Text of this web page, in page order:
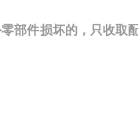
部件损坏的，只收取